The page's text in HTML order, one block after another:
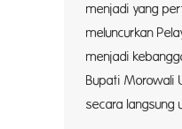
menjadi yang
meluncurkan
menjadi
Bupati Morowali
secara langsung